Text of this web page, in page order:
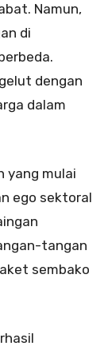
Namun,
di
dengan
dalam
yang mulai
ego sektoral
tangan
sembako